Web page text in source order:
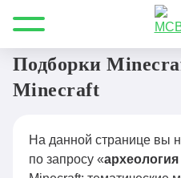
Все для Minecraft
Подборки
Minecraft
На данной странице вы
по запросу «